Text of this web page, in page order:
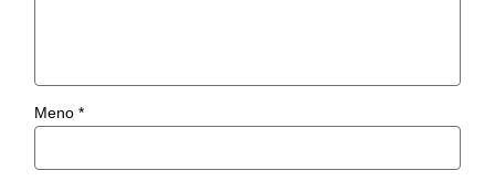
Meno *